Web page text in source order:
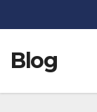
Blog